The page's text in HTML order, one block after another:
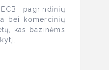
pagrindinių
bei komercinių
kas bazinėms